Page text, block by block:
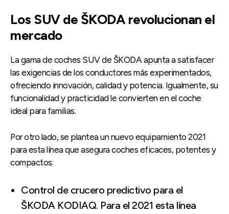
Los SUV de ŠKODA revolucionan el
mercado
La gama de coches SUV de ŠKODA apunta a satisfacer
las exigencias de los conductores más experimentados,
ofreciendo innovación, calidad y potencia. Igualmente, su
funcionalidad y practicidad le convierten en el coche
ideal para familias.
Por otro lado, se plantea un nuevo equipamiento 2021
para esta línea que asegura coches eficaces, potentes y
compactos:
Control de crucero predictivo para el
ŠKODA KODIAQ. Para el 2021 esta línea